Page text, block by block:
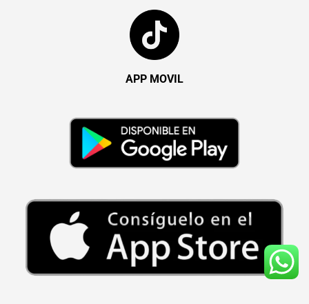
APP MOVIL